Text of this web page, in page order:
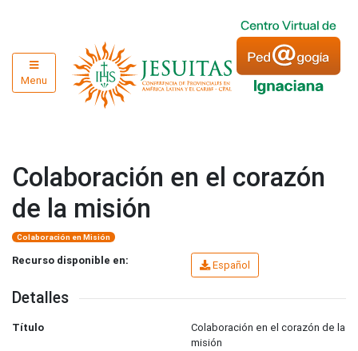
Menu
Colaboración en el corazón
de la misión
Colaboración en Misión
Recurso disponible en: Español
Detalles
Título
Colaboración en el corazón de la
misión